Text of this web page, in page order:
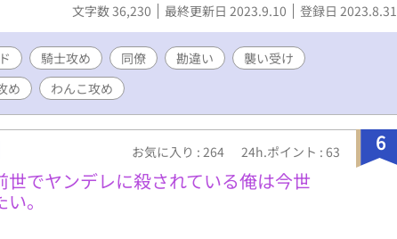
文字数 36,230 最終更新日 2023.9.10 登録日 2023.8.31
騎士攻め 同僚 勘違い
襲い受け
め わんこ攻め
6
お気に入り : 264 24h.ポイント : 63
世でヤンデレに殺されている俺は今世
。